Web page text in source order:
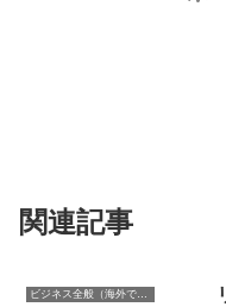
関連記事
ビジネス全般（海外での働き方含む）